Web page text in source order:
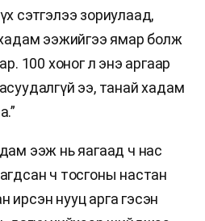
сэтгэлээ зориулаад,
ээжийгээ ямар болж
100 хоног л энэ аргаар
ээ, танай хадам
ээж нь яагаад ч нас
ч тосгоны настан
ирсэн нууц арга гэсэн